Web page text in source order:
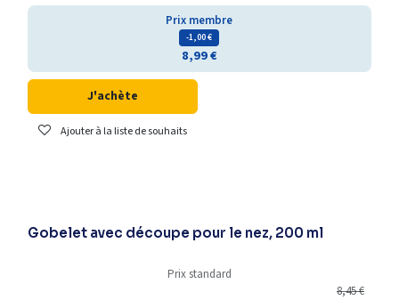
Prix membre
- 1,00€
8,99€
J'achète
Ajouter à la liste de souhaits
Gobelet avec découpe pour le nez, 200 ml
Prix standard
8,45€